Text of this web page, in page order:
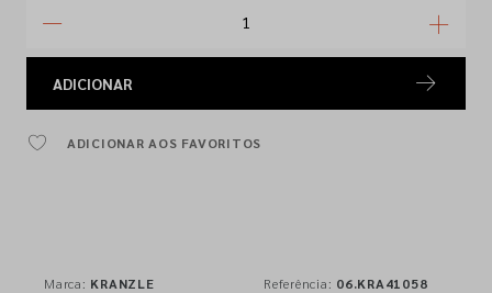
ADICIONAR
ADICIONAR AOS FAVORITOS
Marca: KRANZLE Referência: 06.KRA41058